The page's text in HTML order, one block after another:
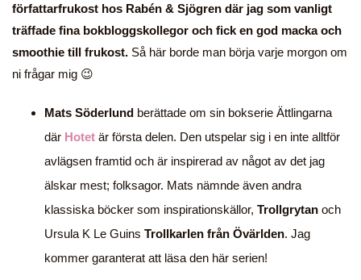
författarfrukost hos Rabén & Sjögren där jag som vanligt
träffade fina bokbloggskollegor och fick en god macka och
smoothie till frukost. Så här borde man börja varje morgon om
ni frågar mig 😉
Mats Söderlund berättade om sin bokserie Ättlingarna
där Hotet är första delen. Den utspelar sig i en inte alltför
avlägsen framtid och är inspirerad av något av det jag
älskar mest; folksagor. Mats nämnde även andra
klassiska böcker som inspirationskällor, Trollgrytan och
Ursula K Le Guins Trollkarlen från Övärlden. Jag
kommer garanterat att läsa den här serien!